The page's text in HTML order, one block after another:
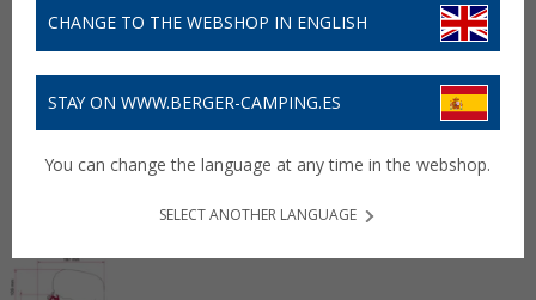
CHANGE TO THE WEBSHOP IN ENGLISH
STAY ON WWW.BERGER-CAMPING.ES
You can change the language at any time in the webshop.
SELECT ANOTHER LANGUAGE